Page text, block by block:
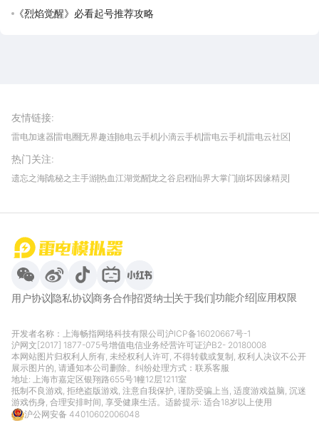
《烈焰觉醒》必看起号推荐攻略
友情链接:
雷电加速器雷电圈无界趣连驰电云手机小滴云手机雷电云手机雷电云社区
我爱vr网华军软件园
热门关注:
遗忘之海诡秘之主手游热血江湖觉醒龙之谷启程仙界大掌门 崩坏因缘精灵
用户协议隐私协议商务合作招贤纳士关于我们功能介绍 应用权限
开发者名称：上海畅指网络科技有限公司沪ICP备16020667号-1
沪网文[2017] 1877-075号增值电信业务经营许可证沪B2- 20180008
本网站图片归权利人所有, 未经权利人许可, 不得转载或复制, 权利人决议不公开
展示图片的, 请通知本公司删除。纠纷处理方式： 联系客服
地址: 上海市嘉定区银翔路655号1幢12层1211室
抵制不良游戏, 拒绝盗版游戏, 注意自我保护, 谨防受骗上当, 适度游戏益脑, 沉迷
游戏伤身, 合理安排时间, 享受健康生活。适龄提示: 适合18岁以上使用
沪公网安备 44010602006048
首页
微信
微博 抖音 哔哩哔哩